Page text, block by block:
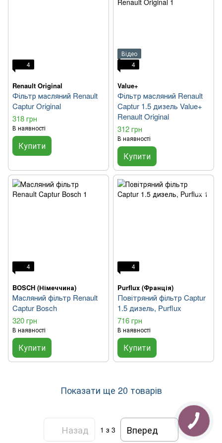
4
Renault Original
Фільтр масляний Renault
Captur Original
318 грн
В наявності
Купити
Відео
4
Value+
Фільтр масляний Renault
Captur 1.5 дизель Value+
Renault Original
312 грн
В наявності
Купити
4
BOSCH (Німеччина)
Масляний фільтр Renault
Captur Bosch
320 грн
В наявності
Купити
4
Purflux (Франція)
Повітряний фільтр Captur
1.5 дизель, Purflux
716 грн
В наявності
Купити
Показати ще 20 товарів
Назад 1 з 3 Вперед